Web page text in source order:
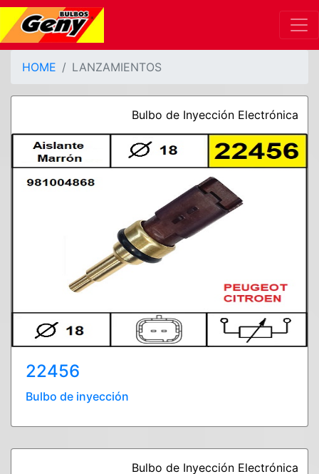
HOME LANZAMIENTOS
Bulbo de Inyección Electrónica
22456
Bulbo de inyección
Bulbo de Inyección Electrónica